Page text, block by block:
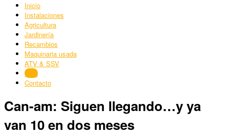
Inicio
Instalaciones
Agricultura
Jardinería
Recambios
Maquinaria usada
ATV & SSV
Blog
Contacto
Can-am: Siguen llegando…y ya
van 10 en dos meses